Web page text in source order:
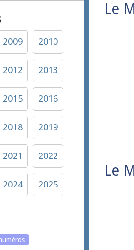
2009 2010
2012 2013
2015 2016
2018 2019
2021 2022
2024 2025
Le
Le